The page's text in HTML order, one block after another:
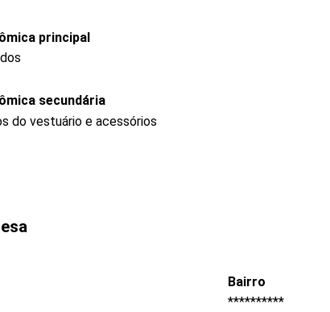
principal
secundária
do vestuário e acessórios
Bairro
**********